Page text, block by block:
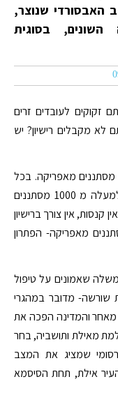
האבסורדי שנוצר,
בסוגית
זקוקים לעובדים זרים
לא מקבלים רישיון? יש
מסתננים מאפריקה. בכל
חודש, נכנסים לישראל דרך הגבול המצרי, למעלה מ 1000 מסתננים
חדשות. אין קנסות, אין צורך ברישיון
מאפריקה- הפתרון
שאמונים על טיפול
מדובר במהגרי
מאחר והמדינה הפכה את
מאילת ותושביה, בחר
שמציג את המצב
אילת, תחת הסיסמא